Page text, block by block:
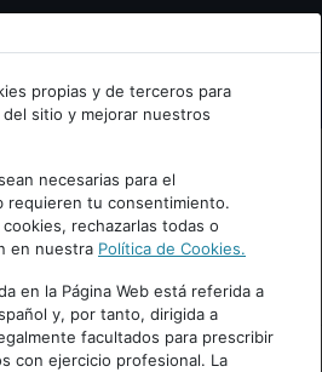
tu email.
Cancelar
propias y de terceros para
sitio y mejorar nuestros
necesarias para el
requieren tu consentimiento.
rechazarlas todas o
en nuestra Política de Cookies.
en la Página Web está referida a
y, por tanto, dirigida a
facultados para prescribir
con ejercicio profesional. La